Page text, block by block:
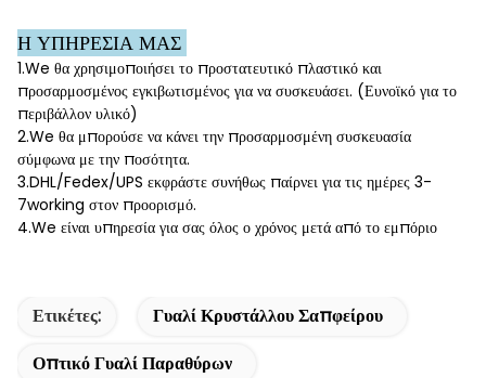
Η ΥΠΗΡΕΣΙΑ ΜΑΣ
1.We θα χρησιμοποιήσει το προστατευτικό πλαστικό και
προσαρμοσμένος εγκιβωτισμένος για να συσκευάσει. (Ευνοϊκό για το
περιβάλλον υλικό)
2.We θα μπορούσε να κάνει την προσαρμοσμένη συσκευασία
σύμφωνα με την ποσότητα.
3.DHL/Fedex/UPS εκφράστε συνήθως παίρνει για τις ημέρες 3-
7working στον προορισμό.
4.We είναι υπηρεσία για σας όλος ο χρόνος μετά από το εμπόριο
Ετικέτες:
Γυαλί Κρυστάλλου Σαπφείρου
Οπτικό Γυαλί Παραθύρων